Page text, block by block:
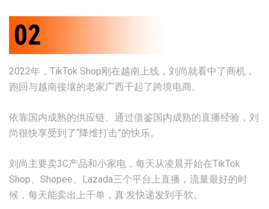
2022年，TikTok Shop刚在越南上线，刘尚就看中了商机，
跑回与越南接壤的老家广西干起了跨境电商。
依靠国内成熟的供应链、通过借鉴国内成熟的直播经验，刘
尚很快享受到了“降维打击”的快乐。
刘尚主要卖3C产品和小家电，每天从凌晨开始在TikTok
Shop、Shopee、Lazada三个平台上直播，流量最好的时
候，每天能卖出上千单，真·发快递发到手软。